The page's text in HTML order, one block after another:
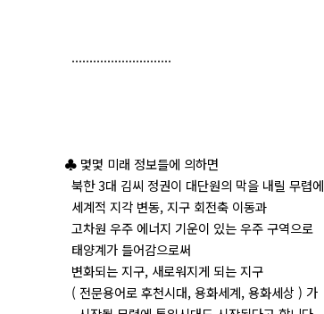
............................
♣ 몇몇 미래 정보들에 의하면
북한 3대 김씨 정권이 대단원의 막을 내릴 무렵에
세계적 지각 변동, 지구 회전축 이동과
고차원 우주 에너지 기운이 있는 우주 구역으로
태양계가 들어감으로써
변화되는 지구, 새로워지게 되는 지구
( 전문용어로 후천시대, 용화세계, 용화세상 ) 가